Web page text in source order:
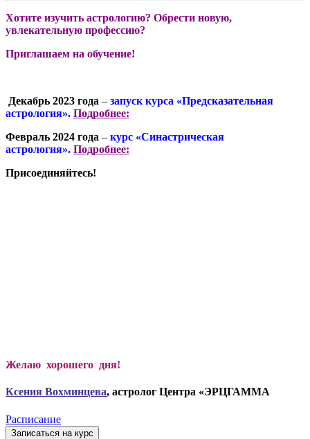
Хотите изучить астрологию? Обрести новую,
увлекательную профессию?
Приглашаем на обучение!
Декабрь 2023 года – запуск курса «Предсказательная
астрология». Подробнее:
Февраль 2024 года – курс «Синастрическая
астрология». Подробнее:
Присоединяйтесь!
Желаю хорошего дня!
Ксения Вохминцева, астролог Центра «ЭРЦГАММА
Расписание
Записаться на курс